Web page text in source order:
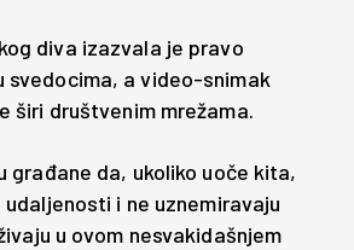
diva izazvala je pravo
svedocima, a video-snimak
širi društvenim mrežama.
građane da, ukoliko uoče kita,
i ne uznemiravaju
u ovom nesvakidašnjem